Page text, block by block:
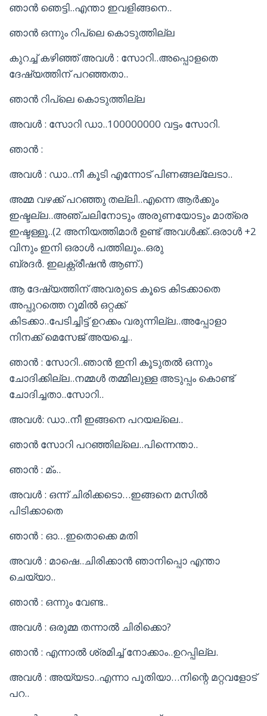
ഞാൻ ഞെട്ടി..എന്താ ഇവളിങ്ങനെ..
ഞാൻ ഒന്നും റിപ്ലെ കൊടുത്തില്ല
കുറച്ച് കഴിഞ്ഞ് അവൾ : സോറി..അപ്പൊളതെ
ദേഷ്യത്തിന് പറഞ്ഞതാ..
ഞാൻ റിപ്ലെ കൊടുത്തില്ല
അവൾ : സോറി ഡാ..100000000 വട്ടം സോറി.
ഞാൻ :
അവൾ : ഡാ..നീ കൂടി എന്നോട് പിണങ്ങല്ലേടാ..
അമ്മ വഴക്ക് പറഞ്ഞു തല്ലി..എന്നെ ആർക്കും
ഇഷ്ടല്ല..അഞ്ചലിനോടും അരുണയോടും മാത്രെ
ഇഷ്ടള്ളൂ..(2 അനിയത്തിമാർ ഉണ്ട് അവൾക്ക്..ഒരാൾ +2
വിനും ഇനി ഒരാൾ പത്തിലും..ഒരു
ബ്രദർ. ഇലക്റ്റ്രീഷൻ ആണ്.)
ആ ദേഷ്യത്തിന് അവരുടെ കൂടെ കിടക്കാതെ
അപ്പുറത്തെ റൂമിൽ ഒറ്റക്ക്
കിടക്കാ..പേടിച്ചിട്ട് ഉറക്കം വരുന്നില്ല..അപ്പോളാ
നിനക്ക് മെസേജ് അയച്ചെ..
ഞാൻ : സോറി..ഞാൻ ഇനി കൂടുതൽ ഒന്നും
ചോദിക്കില്ല..നമ്മൾ തമ്മിലുള്ള അടുപ്പം കൊണ്ട്
ചോദിച്ചതാ..സോറി..
അവൾ: ഡാ..നീ ഇങ്ങനെ പറയല്ലെ..
ഞാൻ സോറി പറഞ്ഞില്ലെ..പിന്നെന്താ..
ഞാൻ : മ്ം..
അവൾ : ഒന്ന് ചിരിക്കടൊ…ഇങ്ങനെ മസിൽ
പിടിക്കാതെ
ഞാൻ : ഓ…ഇതൊക്കെ മതി
അവൾ : മാഷെ..ചിരിക്കാൻ ഞാനിപ്പൊ എന്താ
ചെയ്യാ..
ഞാൻ : ഒന്നും വേണ്ട..
അവൾ : ഒരുമ്മ തന്നാൽ ചിരിക്കൊ?
ഞാൻ : എന്നാൽ ശ്രമിച്ച് നോക്കാം..ഉറപ്പില്ല.
അവൾ : അയ്യടാ..എന്നാ പൂതിയാ…നിന്റെ മറ്റവളോട്
പറ..